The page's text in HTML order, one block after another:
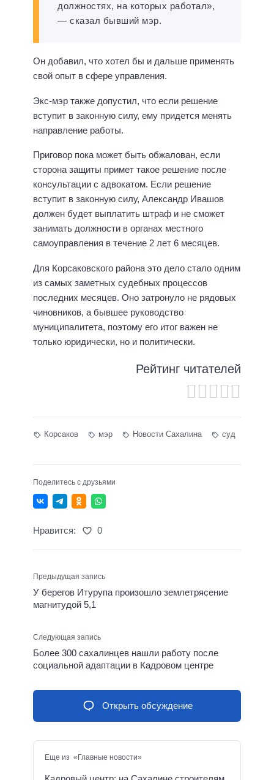
должностях, на которых работал»,
— сказал бывший мэр.
Он добавил, что хотел бы и дальше применять
свой опыт в сфере управления.
Экс-мэр также допустил, что если решение
вступит в законную силу, ему придется менять
направление работы.
Приговор пока может быть обжалован, если
сторона защиты примет такое решение после
консультации с адвокатом. Если решение
вступит в законную силу, Александр Ивашов
должен будет выплатить штраф и не сможет
занимать должности в органах местного
самоуправления в течение 2 лет 6 месяцев.
Для Корсаковского района это дело стало одним
из самых заметных судебных процессов
последних месяцев. Оно затронуло не рядовых
чиновников, а бывшее руководство
муниципалитета, поэтому его итог важен не
только юридически, но и политически.
Рейтинг читателей
Корсаков мэр Новости Сахалина суд
Поделитесь с друзьями
Нравится: 0
Предыдущая запись
У берегов Итурупа произошло землетрясение
магнитудой 5,1
Следующая запись
Более 300 сахалинцев нашли работу после
социальной адаптации в Кадровом центре
Открыть обсуждение
Еще из «Главные новости»